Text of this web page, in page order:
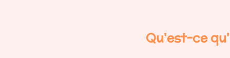
Qu'est-ce